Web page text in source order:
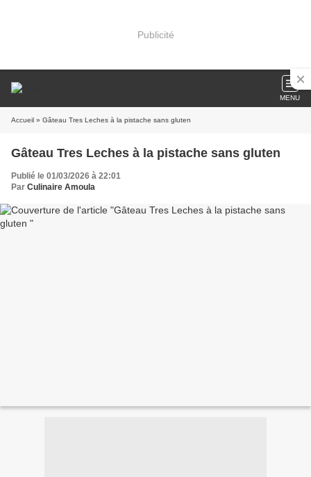
Publicité
MENU
Accueil » Gâteau Tres Leches à la pistache sans gluten
Gâteau Tres Leches à la pistache sans gluten
Publié le 01/03/2026 à 22:01
Par Culinaire Amoula